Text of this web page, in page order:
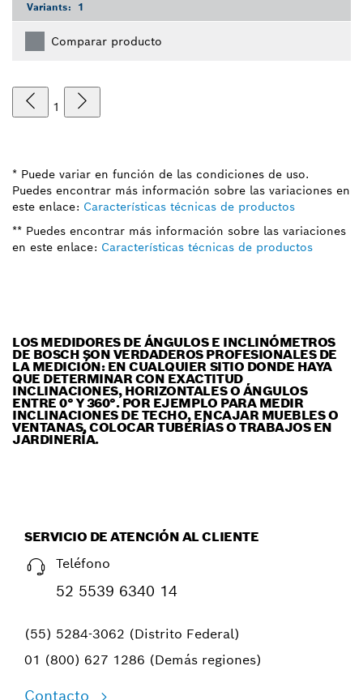
Variants: 1
Comparar producto
1
* Puede variar en función de las condiciones de uso.
Puedes encontrar más información sobre las variaciones en
este enlace: Características técnicas de productos
** Puedes encontrar más información sobre las variaciones
en este enlace: Características técnicas de productos
LOS MEDIDORES DE ÁNGULOS E INCLINÓMETROS
DE BOSCH SON VERDADEROS PROFESIONALES DE
LA MEDICIÓN: EN CUALQUIER SITIO DONDE HAYA
QUE DETERMINAR CON EXACTITUD
INCLINACIONES, HORIZONTALES O ÁNGULOS
ENTRE 0° Y 360°. POR EJEMPLO PARA MEDIR
INCLINACIONES DE TECHO, ENCAJAR MUEBLES O
VENTANAS, COLOCAR TUBERÍAS O TRABAJOS EN
JARDINERÍA.
SERVICIO DE ATENCIÓN AL CLIENTE
Teléfono
52 5539 6340 14
(55) 5284-3062 (Distrito Federal)
01 (800) 627 1286 (Demás regiones)
Contacto